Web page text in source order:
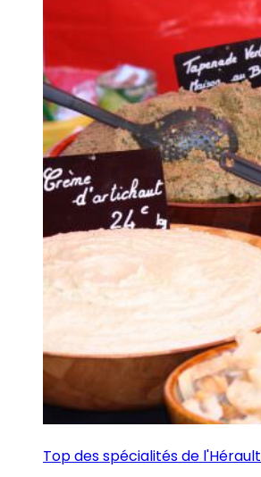
Top des spécialités de l'Hérault